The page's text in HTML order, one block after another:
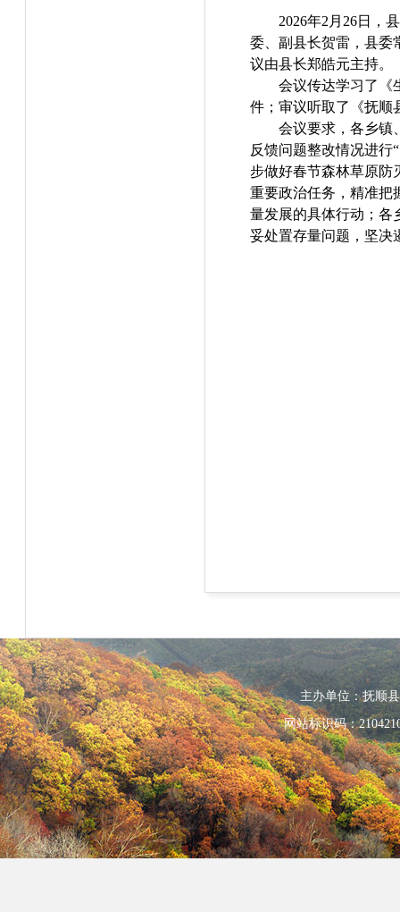
2026年2月26日，
委、副县长贺雷，县委
议由县长郑皓元主持。
会议传达学习了《
件；审议听取了《抚顺
会议要求，各乡镇
反馈问题整改情况进行
步做好春节森林草原防
重要政治任务，精准把
量发展的具体行动；各
妥处置存量问题，坚决
主办单位：抚顺
网站标识码：